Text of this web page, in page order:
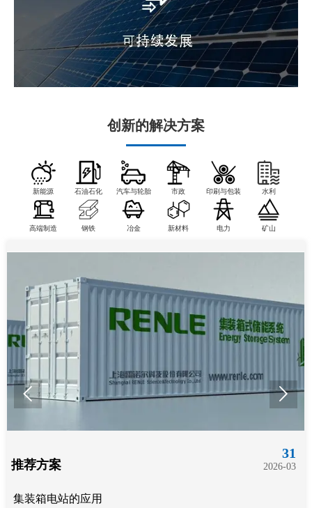
创新的解决方案
新能源 石油石化 汽车与轮胎 市政 印刷与包装 水利
高端制造 钢铁 冶金 新材料 电力 矿山
推荐方案
31
2026-03
集装箱电站的应用
 